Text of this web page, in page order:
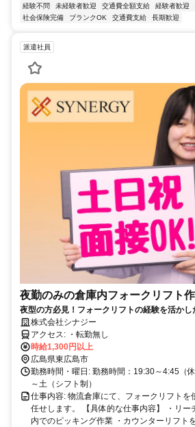
経験不問
未経験者歓迎 交通費全額支給 経験者歓迎
社会保険完備
ブランクOK 交通費支給 長期歓迎
派遣社員
夜勤のみの倉庫内フォークリフト
夜型の方必見！フォークリフトの経験を活かし
株式会社シナジー
アクセス: ・転勤無し
時給1,300円以上
広島県東広島市
勤務時間・曜日: 勤務時間：19:30～4:45（
～土（シフト制）
仕事内容: 物流倉庫にて、フォークリフトを
任せします。 【具体的な仕事内容】 ・リー
内でのピッキング作業 ・カウンターリフト